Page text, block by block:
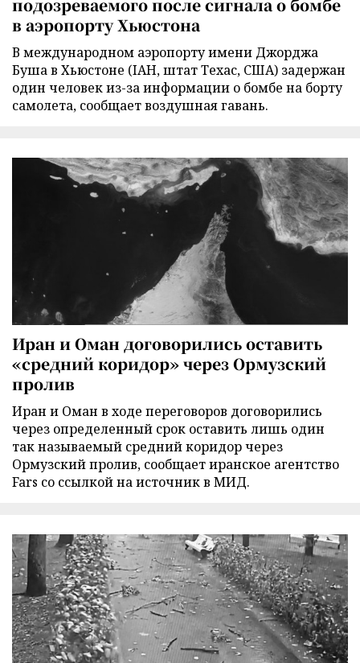
подозреваемого после сигнала о бомбе
в аэропорту Хьюстона
В международном аэропорту имени Джорджа
Буша в Хьюстоне (IAH, штат Техас, США) задержан
один человек из-за информации о бомбе на борту
самолета, сообщает воздушная гавань.
Иран и Оман договорились оставить
«средний коридор» через Ормузский
пролив
Иран и Оман в ходе переговоров договорились
через определенный срок оставить лишь один
так называемый средний коридор через
Ормузский пролив, сообщает иранское агентство
Fars со ссылкой на источник в МИД.